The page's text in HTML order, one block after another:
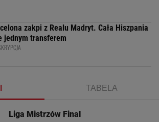
zakpi z Realu Madryt. Cała Hiszpania
jednym transferem
TABELA
Liga Mistrzów Final